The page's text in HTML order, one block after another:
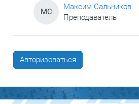
МС
Максим Сальников
Преподаватель
Авторизоваться